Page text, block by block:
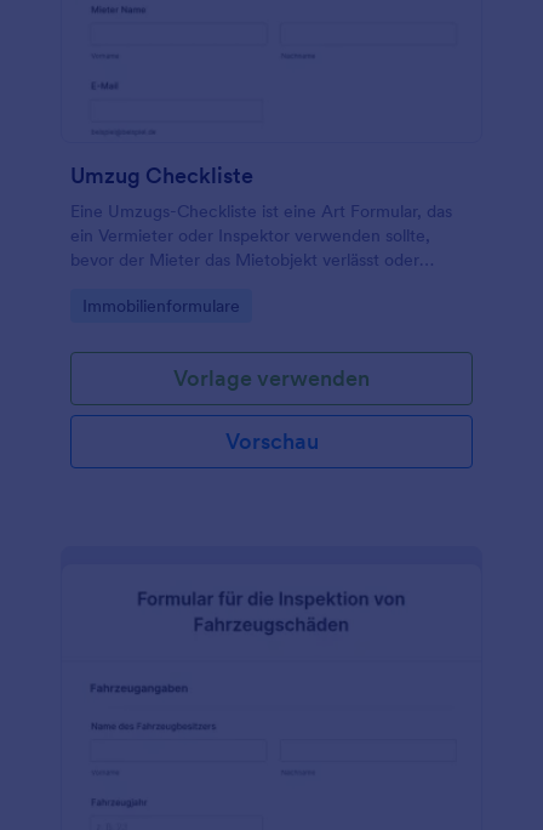
papierlos zu werden!
Umzug Checkliste
Eine Umzugs-Checkliste ist eine Art Formular, das
ein Vermieter oder Inspektor verwenden sollte,
bevor der Mieter das Mietobjekt verlässt oder
Go to Category:
Immobilienformulare
Vorlage verwenden
Vorschau